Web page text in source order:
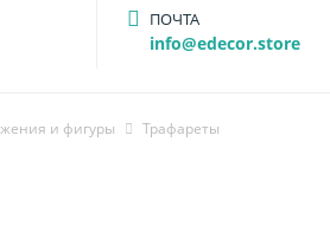
ПОЧТА
info@edecor.store
и фигуры Трафареты